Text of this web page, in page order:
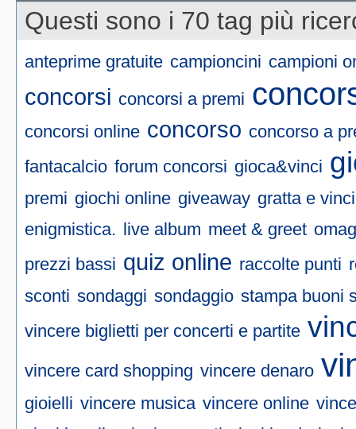
Questi sono i 70 tag più
anteprime gratuite campioncini campioni
concorsi concorsi a premi
concorsi online concorso concorso a
fantacalcio forum concorsi gioca&vinci
premi giochi online giveaway gratta e
enigmistica. live album meet & greet
prezzi bassi quiz online raccolte punti
sconti sondaggi sondaggio stampa buoni
vincere biglietti per concerti e partite
vincere card shopping vincere denaro
gioielli vincere musica vincere online